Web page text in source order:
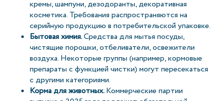
кремы, шампуни, дезодоранты, декоративная
косметика. Требования распространяются на
серийную продукцию в потребительской упаковке.
Бытовая химия.Средства для мытья посуды,
чистящие порошки, отбеливатели, освежители
воздуха. Некоторые группы (например, кормовые
препараты с функцией чистки) могут пересекаться
с другими категориями.
Корма для животных.Коммерческие партии